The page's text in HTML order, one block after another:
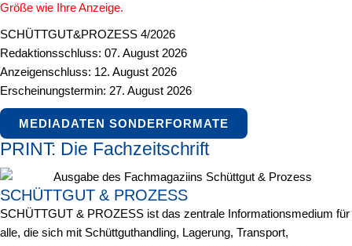
Größe wie Ihre Anzeige.
SCHÜTTGUT&PROZESS 4/2026
Redaktionsschluss: 07. August 2026
Anzeigenschluss: 12. August 2026
Erscheinungstermin: 27. August 2026
MEDIADATEN SONDERFORMATE
PRINT: Die Fachzeitschrift
SCHÜTTGUT & PROZESS
SCHÜTTGUT & PROZESS ist das zentrale Informationsmedium für
alle, die sich mit Schüttguthandling, Lagerung, Transport,